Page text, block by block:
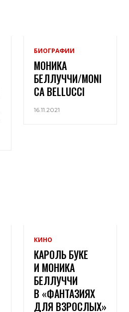
БИОГРАФИИ
МОНИКА
БЕЛЛУЧЧИ/MONI
CA BELLUCCI
16.11.2021
КИНО
КАРОЛЬ БУКЕ
И МОНИКА
БЕЛЛУЧЧИ
В «ФАНТАЗИЯХ
ДЛЯ ВЗРОСЛЫХ»